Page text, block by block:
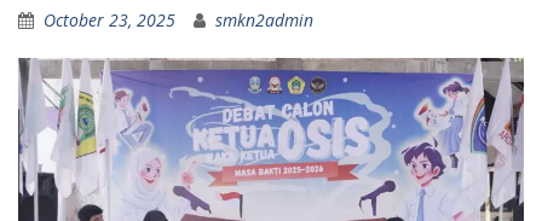
October 23, 2025 smkn2admin